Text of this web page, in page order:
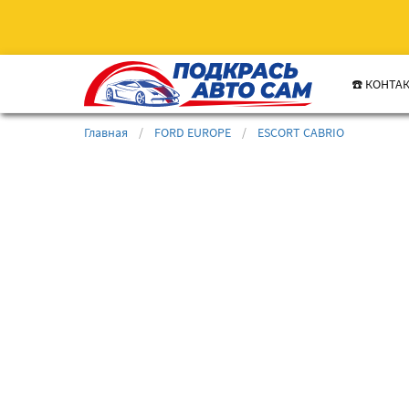
☎️
Главная / FORD EUROPE / ESCORT CABRIO